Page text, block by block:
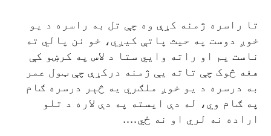
تا راسره ژمنه کړې وه چې تل به راسره د يو
خوږ دوست په حيث پاتې کيږي، خو نن پالي ته
ناست يم او راته وايي ستا د لاس په کرښو کې
هغه څوک چې تاته يې ژمنه درکړې چې ټول عمر
به درسره د يو خوږ ملګري يه څېر درسره ګام
په ګام وي، له دې ايسته په دې لاره د تلو
اراده نه لري او نه ځي….